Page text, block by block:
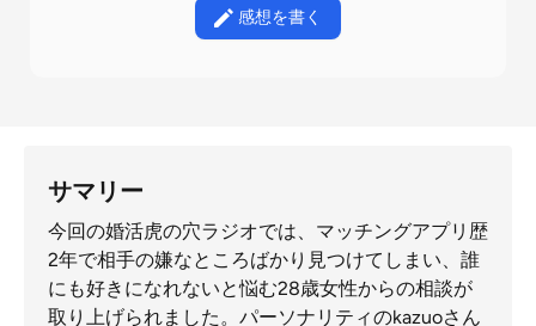
感想を書く
サマリー
今回の婚活虎の穴ラジオでは、マッチングアプリ歴
2年で相手の嫌なところばかり見つけてしまい、誰
にも好きになれないと悩む28歳女性からの相談が
取り上げられました。パーソナリティのkazuoさん